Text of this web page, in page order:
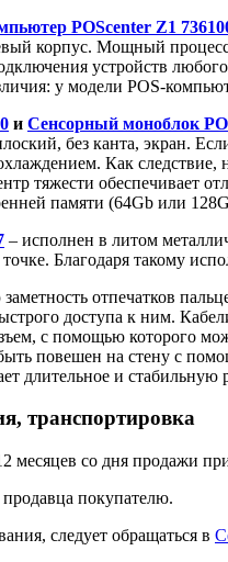
POSсenter Z1
корпус. Мощный
устройств
у модели POS-
и Сенсорный моноблок
без канта, экран.
Как
тяжести обеспечивает
памяти (64Gb или
– исполнен в литом
Благодаря такому
отпечатков
доступа к ним.
с помощью которого
повешен на стену с
длительное и стабильную
транспортировка
месяцев со дня продажи
покупателю.
следует обращаться в